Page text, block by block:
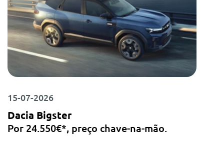
15-07-2026
Dacia Bigster
Por 24.550€*, preço chave-na-mão.